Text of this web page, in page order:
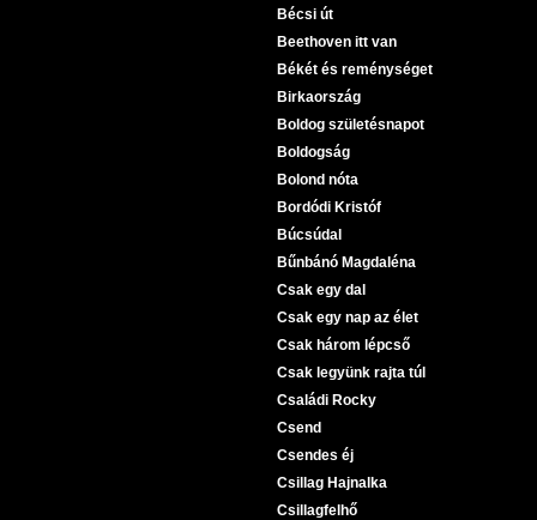
Bécsi út
Beethoven itt van
Békét és reménységet
Birkaország
Boldog születésnapot
Boldogság
Bolond nóta
Bordódi Kristóf
Búcsúdal
Bűnbánó Magdaléna
Csak egy dal
Csak egy nap az élet
Csak három lépcső
Csak legyünk rajta túl
Családi Rocky
Csend
Csendes éj
Csillag Hajnalka
Csillagfelhő